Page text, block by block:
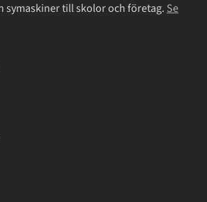
symaskiner till skolor och företag. Se